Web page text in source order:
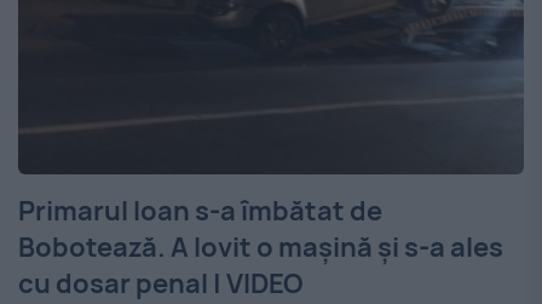
Primarul Ioan s-a îmbătat de
Bobotează. A lovit o mașină și s-a ales
cu dosar penal | VIDEO